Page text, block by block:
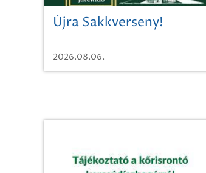
Újra Sakkverseny!
2026.08.06.